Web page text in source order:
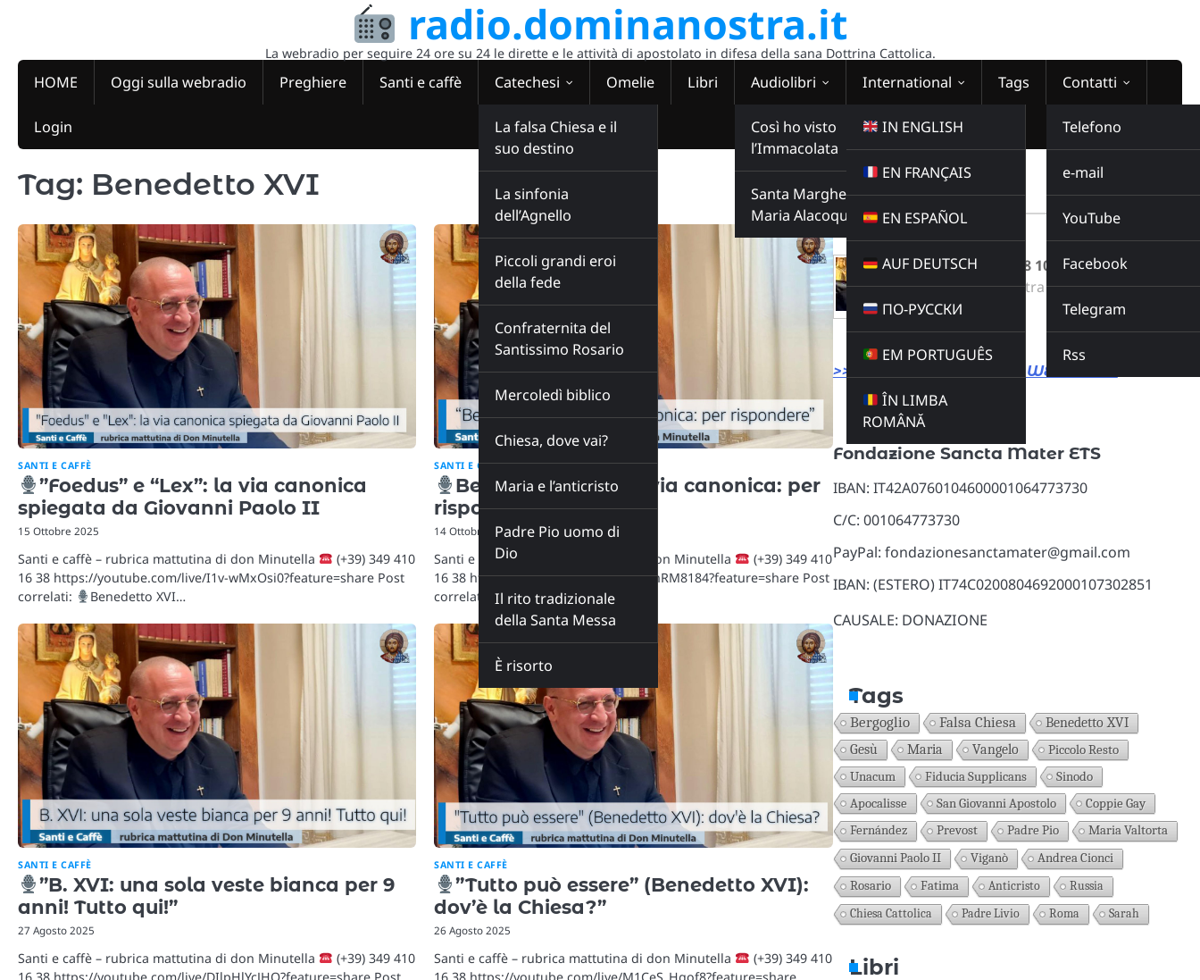
radio.dominanostra.it
La webradio per seguire 24 ore su 24 le dirette e le attività di apostolato in difesa della sana Dottrina Cattolica.
HOME Oggi sulla webradio Preghiere Santi e caffè Catechesi
La falsa Chiesa e il
suo destino
La sinfonia
dell’Agnello
Piccoli grandi eroi
della fede
Confraternita del
Santissimo Rosario
Mercoledì biblico
Chiesa, dove vai?
Maria e l’anticristo
Padre Pio uomo di
Dio
Il rito tradizionale
della Santa Messa
È risorto
Omelie Libri Audiolibri
Così ho visto
l’Immacolata
Santa Margherita
Maria Alacoque
International
IN ENGLISH
EN FRANÇAIS
EN ESPAÑOL
AUF DEUTSCH
ПО-РУССКИ
EM PORTUGUÊS
ÎN LIMBA
ROMÂNĂ
Tags Contatti
Telefono
e-mail
YouTube
Facebook
Telegram
Rss
Login
Tag: Benedetto XVI
SANTI E CAFFÈ
”Foedus” e “Lex”: la via canonica
spiegata da Giovanni Paolo II
15 Ottobre 2025
Santi e caffè – rubrica mattutina di don Minutella
(+39) 349 410
16 38 https://youtube.com/live/I1v-wMxOsi0?feature=share Post
correlati:
Benedetto XVI…
SANTI E CAFFÈ
Benedetto XVI e la via canonica: per
rispondere
14 Ottobre 2025
Santi e caffè – rubrica mattutina di don Minutella
(+39) 349 410
16 38 https://youtube.com/live/F_GQnRM8184?feature=share Post
correlati:
Il prossimo…
SANTI E CAFFÈ
”B. XVI: una sola veste bianca per 9
anni! Tutto qui!”
27 Agosto 2025
Santi e caffè – rubrica mattutina di don Minutella
(+39) 349 410
SANTI E CAFFÈ
”Tutto può essere” (Benedetto XVI):
dov’è la Chiesa?”
26 Agosto 2025
Santi e caffè – rubrica mattutina di don Minutella
(+39) 349 410
WEBRADIO
00:00:00
Santi e caffè del 28 10 25
Radio Domina Nostra
SANTI E CAFFE
Buy this album
>>> LINK DIRETTO ALLA WEBRADIO
Donazioni
Fondazione Sancta Mater ETS
IBAN: IT42A0760104600001064773730
C/C: 001064773730
PayPal: fondazionesanctamater@gmail.com
IBAN: (ESTERO) IT74C0200804692000107302851
CAUSALE: DONAZIONE
Tags
Bergoglio Falsa Chiesa Benedetto XVI
Gesù Maria Vangelo
Piccolo Resto
Unacum
Fiducia Supplicans
Sinodo
Apocalisse
San Giovanni Apostolo Coppie Gay
Fernández Prevost Padre Pio
Maria Valtorta
Giovanni Paolo II
Viganò
Andrea Cionci
Rosario
Fatima Anticristo
Russia
Chiesa Cattolica
Padre Livio Roma Sarah
Libri